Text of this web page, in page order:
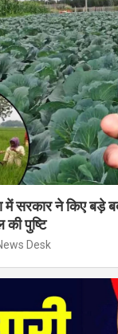
में सरकार ने किए
पुष्टि
Desk